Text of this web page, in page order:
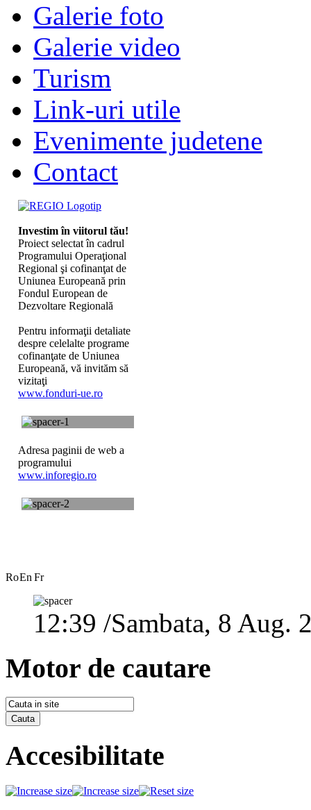
Galerie foto
Galerie video
Turism
Link-uri utile
Evenimente judetene
Contact
Investim în viitorul tău!
Proiect selectat în cadrul
Programului Operaţional
Regional şi cofinanţat de
Uniunea Europeană prin
Fondul European de
Dezvoltare Regională
Pentru informaţii detaliate
despre celelalte programe
cofinanţate de Uniunea
Europeană, vă invităm să
vizitaţi
www.fonduri-ue.ro
Adresa paginii de web a
programului
www.inforegio.ro
RoEn Fr
12:39 /Sambata, 8 Aug.
Motor de cautare
Accesibilitate